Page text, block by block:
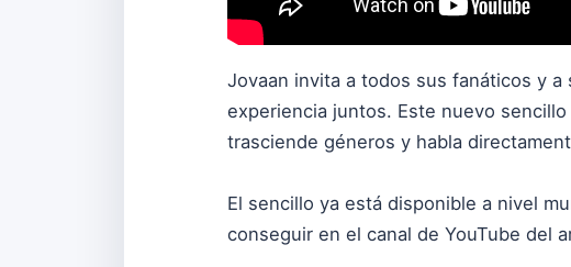
Jovaan invita a todos sus fanáticos y
experiencia juntos. Este nuevo
trasciende géneros y habla
El sencillo ya está disponible a nivel
conseguir en el canal de YouTube del